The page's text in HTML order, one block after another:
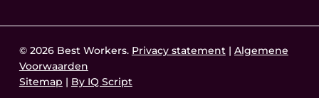
© 2026 Best Workers. Privacy statement| Algemene
Voorwaarden
Sitemap | By IQ Script